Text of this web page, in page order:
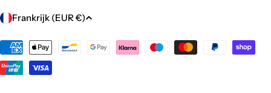
L
n
d
/
Frankrijk (EUR €)
Betaalmethoden